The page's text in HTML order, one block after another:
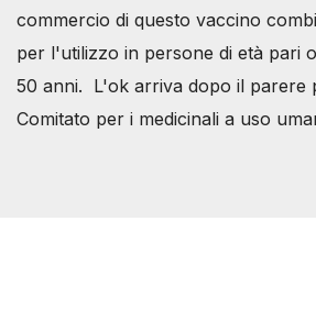
commercio di questo vaccino
per l'utilizzo in persone di età pari
50 anni. L'ok arriva dopo il parere
Comitato per i medicinali a uso